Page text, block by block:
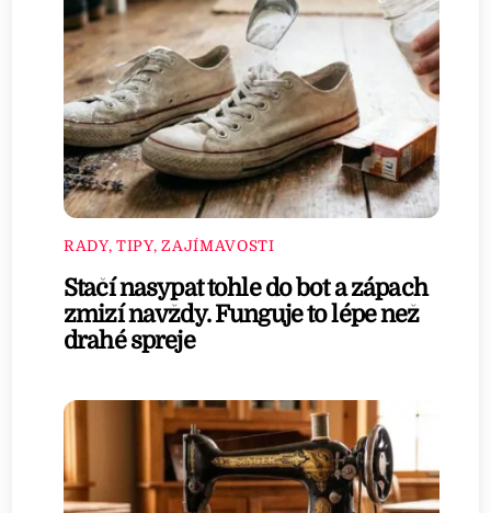
RADY, TIPY, ZAJÍMAVOSTI
Stačí nasypat tohle do bot a zápach
zmizí navždy. Funguje to lépe než
drahé spreje